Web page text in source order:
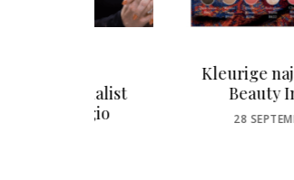
Kleurige najaarslook by
Beauty Injection
28 SEPTEMBER, 2020